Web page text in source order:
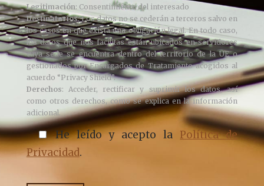
Legitimación: Consentimiento del interesado
Destinatarios: Los datos no se cederán a terceros salvo en
los casos en que exista una obligación legal. En todo caso,
los datos que nos facilitas están ubicados en servidores
cuya sede se encuentra dentro del territorio de la UE o
gestionados por Encargados de Tratamiento acogidos al
acuerdo “Privacy Shield”.
Derechos: Acceder, rectificar y suprimir los datos, así
como otros derechos, como se explica en la información
adicional.
He leído y acepto la Política de
Privacidad.